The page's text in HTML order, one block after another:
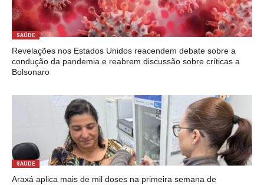
SAÚDE
Revelações nos Estados Unidos reacendem debate sobre a
condução da pandemia e reabrem discussão sobre críticas a
Bolsonaro
SAÚDE
Araxá aplica mais de mil doses na primeira semana de